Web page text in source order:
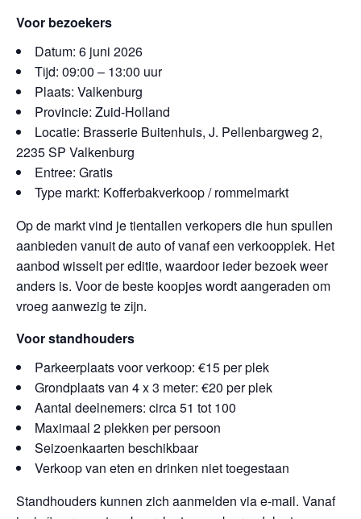
Voor bezoekers
Datum: 6 juni 2026
Tijd: 09:00 – 13:00 uur
Plaats: Valkenburg
Provincie: Zuid-Holland
Locatie: Brasserie Buitenhuis, J. Pellenbargweg 2,
2235 SP Valkenburg
Entree: Gratis
Type markt: Kofferbakverkoop / rommelmarkt
Op de markt vind je tientallen verkopers die hun spullen
aanbieden vanuit de auto of vanaf een verkoopplek. Het
aanbod wisselt per editie, waardoor ieder bezoek weer
anders is. Voor de beste koopjes wordt aangeraden om
vroeg aanwezig te zijn.
Voor standhouders
Parkeerplaats voor verkoop: €15 per plek
Grondplaats van 4 x 3 meter: €20 per plek
Aantal deelnemers: circa 51 tot 100
Maximaal 2 plekken per persoon
Seizoenkaarten beschikbaar
Verkoop van eten en drinken niet toegestaan
Standhouders kunnen zich aanmelden via e-mail. Vanaf